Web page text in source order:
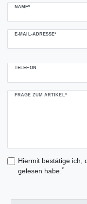
NAME*
E-MAIL-ADRESSE*
TELEFON
FRAGE ZUM ARTIKEL*
Hiermit bestätige ich,
gelesen habe. *